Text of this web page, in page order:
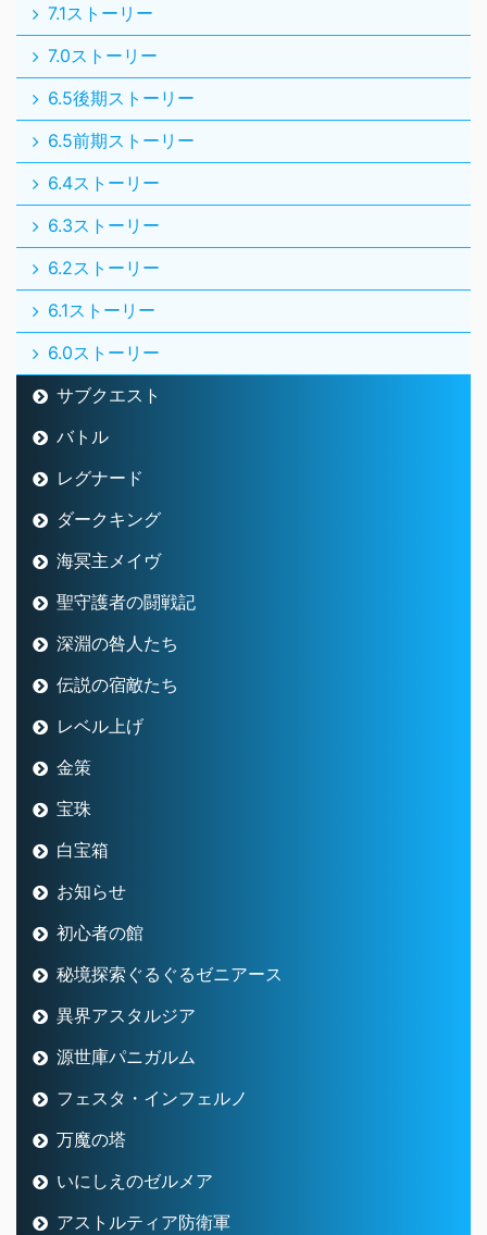
7.1ストーリー
7.0ストーリー
6.5後期ストーリー
6.5前期ストーリー
6.4ストーリー
6.3ストーリー
6.2ストーリー
6.1ストーリー
6.0ストーリー
サブクエスト
バトル
レグナード
ダークキング
海冥主メイヴ
聖守護者の闘戦記
深淵の咎人たち
伝説の宿敵たち
レベル上げ
金策
宝珠
白宝箱
お知らせ
初心者の館
秘境探索ぐるぐるゼニアース
異界アスタルジア
源世庫パニガルム
フェスタ・インフェルノ
万魔の塔
いにしえのゼルメア
アストルティア防衛軍